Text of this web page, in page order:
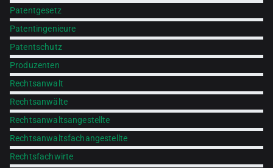
Patentgesetz
Patentingenieure
Patentschutz
Produzenten
Rechtsanwalt
Rechtsanwälte
Rechtsanwaltsangestellte
Rechtsanwaltsfachangestellte
Rechtsfachwirte